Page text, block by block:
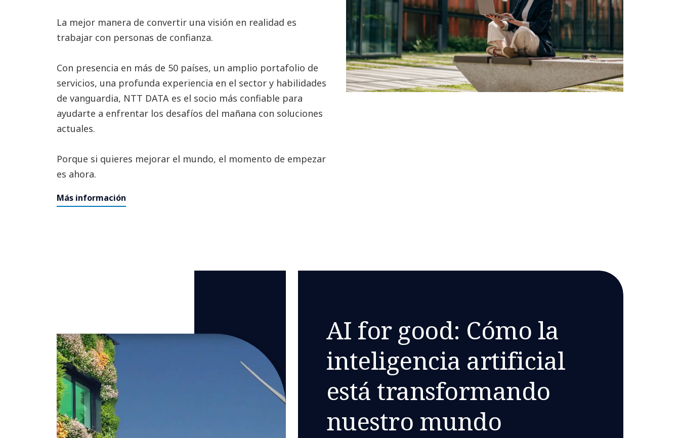
La mejor manera de convertir una visión en realidad es
trabajar con personas de confianza.
Con presencia en más de 50 países, un amplio portafolio de
servicios, una profunda experiencia en el sector y habilidades
de vanguardia, NTT DATA es el socio más confiable para
ayudarte a enfrentar los desafíos del mañana con soluciones
actuales.
Porque si quieres mejorar el mundo, el momento de empezar
es ahora.
Más información
AI for good: Cómo la
inteligencia artificial
está transformando
nuestro mundo